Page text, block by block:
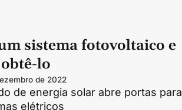
sistema fotovoltaico e
lo
de 2022
de energia solar abre portas para
elétricos